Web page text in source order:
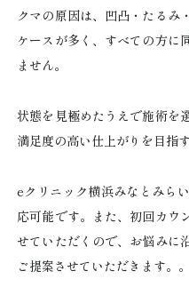
クマの原因は、凹凸・たるみ
ケースが多く、すべての方に
ません。
状態を見極めたうえで施術を
満足度の高い仕上がりを目指
eクリニック横浜みなとみら
応可能です。また、初回カウ
せていただくので、お悩みに
ご提案させていただきます。。